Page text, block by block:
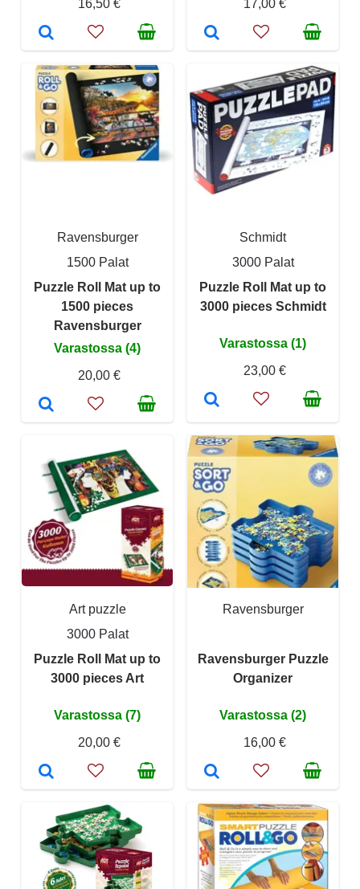
16,50 € 17,00 €
Ravensburger
1500 Palat
Puzzle Roll Mat up to
1500 pieces
Ravensburger
Varastossa (4)
20,00 €
Schmidt
3000 Palat
Puzzle Roll Mat up to
3000 pieces Schmidt
Varastossa (1)
23,00 €
Art puzzle
3000 Palat
Puzzle Roll Mat up to
3000 pieces Art
Varastossa (7)
20,00 €
Ravensburger
Ravensburger Puzzle
Organizer
Varastossa (2)
16,00 €